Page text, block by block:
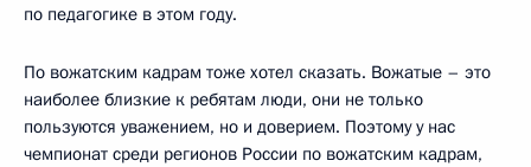
по педагогике в этом году.
По вожатским кадрам тоже хотел сказать. Вожатые – это
наиболее близкие к ребятам люди, они не только
пользуются уважением, но и доверием. Поэтому у нас
чемпионат среди регионов России по вожатским кадрам,